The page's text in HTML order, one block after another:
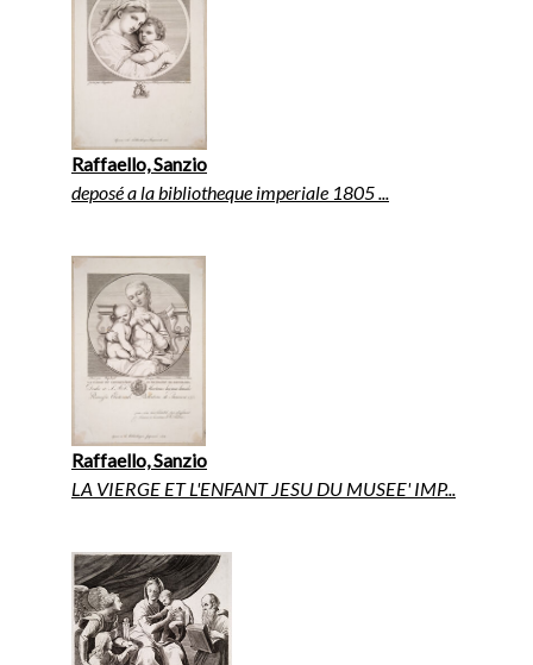
Raffaello, Sanzio
deposé a la bibliotheque imperiale 1805 ...
Raffaello, Sanzio
LA VIERGE ET L'ENFANT JESU DU MUSEE' IMP...